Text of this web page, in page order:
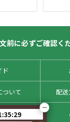
前に必ずご確認く
ド
ついて 配